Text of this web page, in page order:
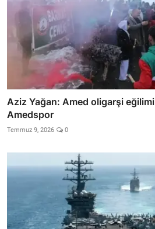
Aziz Yağan: Amed oligarşi
Amedspor
Temmuz 9, 2026 0